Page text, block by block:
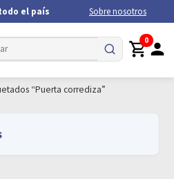
el país Sobre nosotros
0
“Puerta corrediza”